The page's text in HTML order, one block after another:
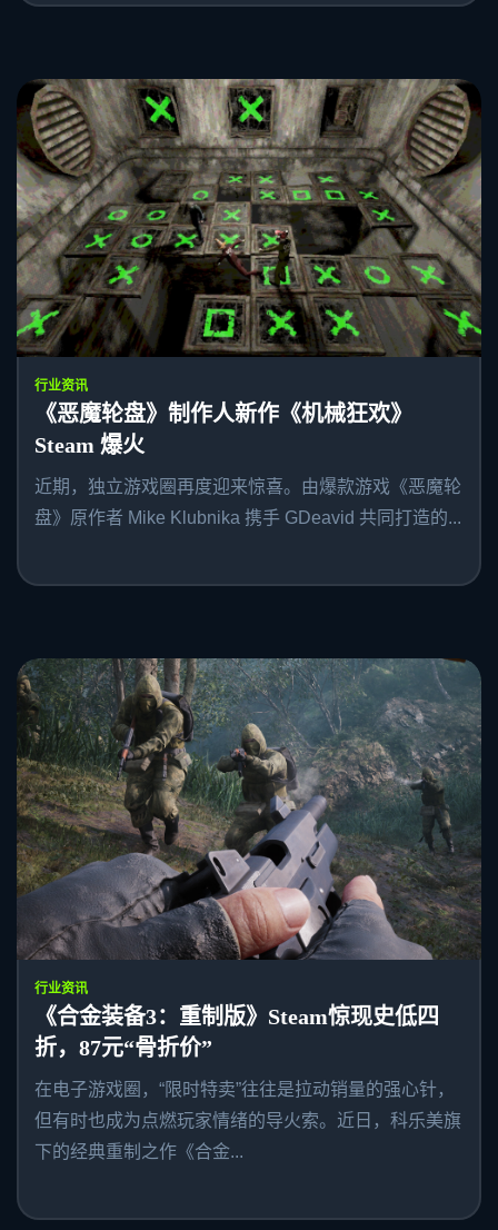
行业资讯
《恶魔轮盘》制作人新作《机械狂欢》
Steam 爆火
近期，独立游戏圈再度迎来惊喜。由爆款游戏《恶魔轮
盘》原作者 Mike Klubnika 携手 GDeavid 共同打造的...
行业资讯
《合金装备3：重制版》Steam惊现史低四
折，87元“骨折价”
在电子游戏圈，“限时特卖”往往是拉动销量的强心针，
但有时也成为点燃玩家情绪的导火索。近日，科乐美旗
下的经典重制之作《合金...